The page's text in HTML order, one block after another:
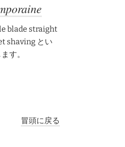
blade straight
shaving とい
す。
冒頭に戻る